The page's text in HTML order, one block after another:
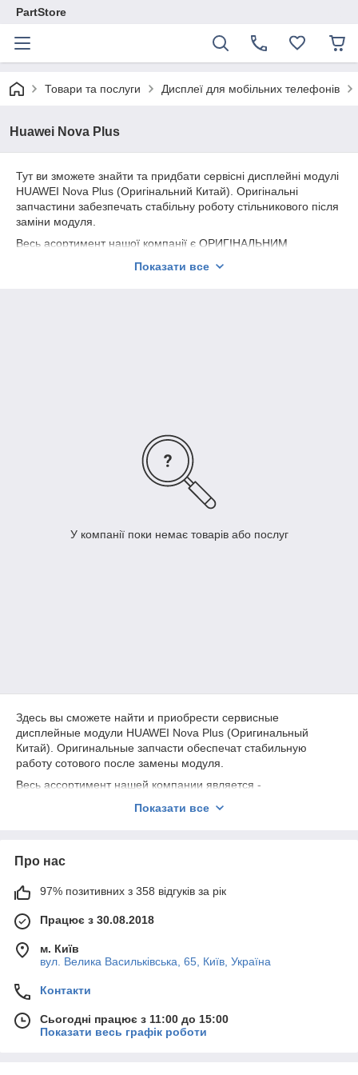
PartStore
Товари та послуги Дисплеї для мобільних телефонів
Huawei Nova Plus
Тут ви зможете знайти та придбати сервісні дисплейні модулі
HUAWEI Nova Plus (Оригінальний Китай). Оригінальні
запчастини забезпечать стабільну роботу стільникового після
заміни модуля.
Весь асортимент нашої компанії є ОРИГІНАЛЬНИМ
Показати все
У компанії поки немає товарів або послуг
Здесь вы сможете найти и приобрести сервисные
дисплейные модули HUAWEI Nova Plus (Оригинальный
Китай). Оригинальные запчасти обеспечат стабильную
работу сотового после замены модуля.
Весь ассортимент нашей компании является -
Показати все
Про нас
97% позитивних з 358 відгуків за рік
Працює з 30.08.2018
м. Київ
вул. Велика Васильківська, 65, Київ, Україна
Контакти
Сьогодні працює з 11:00 до 15:00
Показати весь графік роботи